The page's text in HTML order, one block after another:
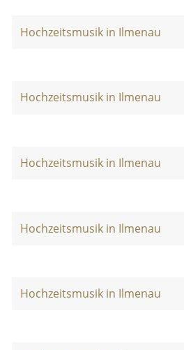
Hochzeitsmusik in Ilmenau
Hochzeitsmusik in Ilmenau
Hochzeitsmusik in Ilmenau
Hochzeitsmusik in Ilmenau
Hochzeitsmusik in Ilmenau